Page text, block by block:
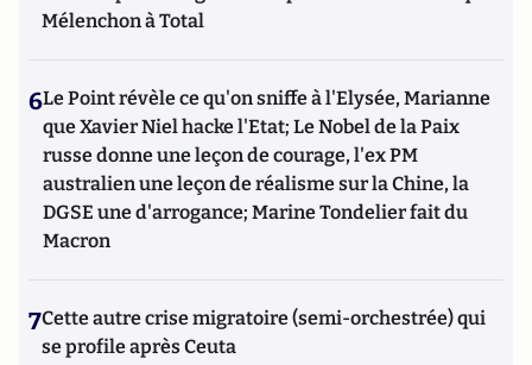
Mélenchon à Total
6Le Point révèle ce qu'on sniffe à l'Elysée, Marianne
que Xavier Niel hacke l'Etat; Le Nobel de la Paix
russe donne une leçon de courage, l'ex PM
australien une leçon de réalisme sur la Chine, la
DGSE une d'arrogance; Marine Tondelier fait du
Macron
7Cette autre crise migratoire (semi-orchestrée) qui
se profile après Ceuta